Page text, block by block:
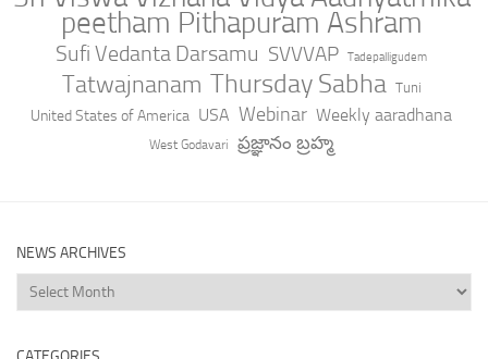
peetham Pithapuram Ashram
Sufi Vedanta Darsamu SVVVAP Tadepalligudem
Tatwajnanam Thursday Sabha Tuni
United States of America USA Webinar Weekly aaradhana
West Godavari ప్రజ్ఞానం బ్రహ్మ
NEWS ARCHIVES
News
Archives